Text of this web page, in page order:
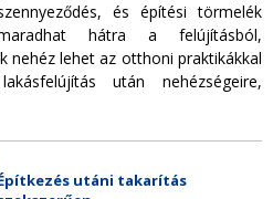
és építési törmelék
hátra a felújításból,
nehéz lehet az otthoni praktikákkal
után nehézségeire,
utáni takarítás